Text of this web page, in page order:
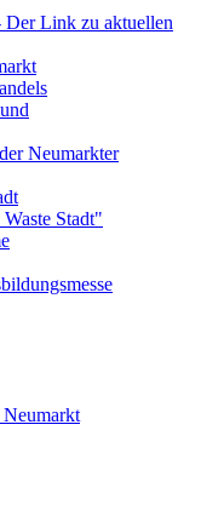
Link zu aktuellen
Neumarkter
Stadt"
Neumarkt